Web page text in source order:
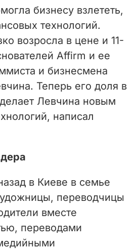
бизнесу взлететь,
технологий.
возросла в цене и 11-
Affirm и ее
и бизнесмена
Теперь его доля в
Левчина новым
написал
в Киеве в семье
переводчицы
вместе
переводами